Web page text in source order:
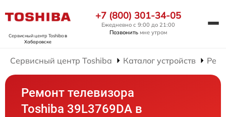
Сервисный центр Toshibaв
Хабаровске
+7 (800) 301-34-05
Ежедневно с 9:00 до 21:00
Позвонить мне утром
Сервисный центр Toshiba Каталог устройств
Ремонт телевизора
Toshiba 39L3769DA в